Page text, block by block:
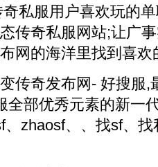
私服用户喜欢玩的
传奇私服 网站;让广
网的海洋里找到喜欢
传奇发布网- 好搜服,
全部优秀元素的新一
zhaosf、、找sf、